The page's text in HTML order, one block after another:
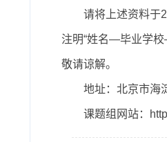
请将上述资料于
注明“姓名—毕业学校
敬请谅解。
地址：北京市海
课题组网站：